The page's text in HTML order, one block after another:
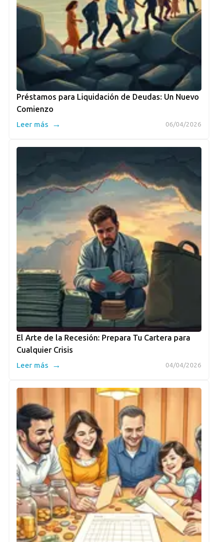
Préstamos para Liquidación de Deudas: Un Nuevo
Comienzo
06/04/2026
Leer más →
El Arte de la Recesión: Prepara Tu Cartera para
Cualquier Crisis
04/04/2026
Leer más →